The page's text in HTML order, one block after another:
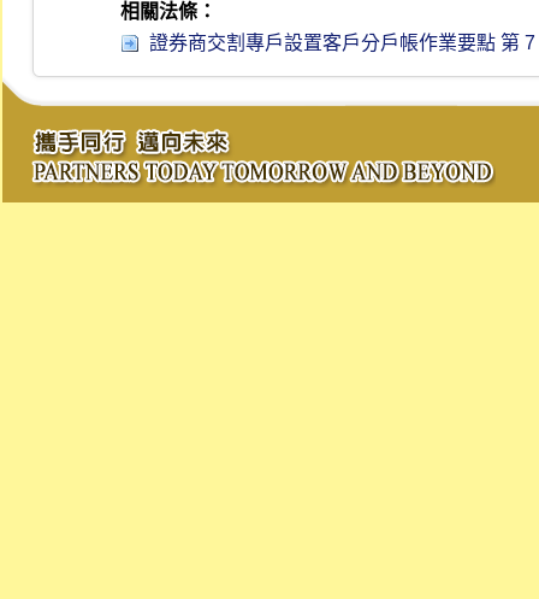
相關法條：
證券商交割專戶設置客戶分戶帳作業要點 第